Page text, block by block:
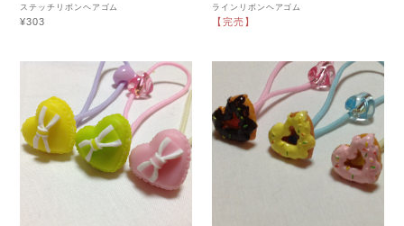
ステッチリボンヘアゴム
¥303
ラインリボンヘアゴム
【完売】